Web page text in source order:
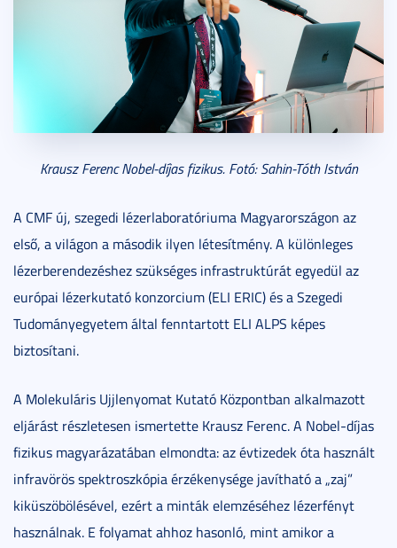
Krausz Ferenc Nobel-díjas fizikus. Fotó: Sahin-Tóth István
A CMF új, szegedi lézerlaboratóriuma Magyarországon az
első, a világon a második ilyen létesítmény. A különleges
lézerberendezéshez szükséges infrastruktúrát egyedül az
európai lézerkutató konzorcium (ELI ERIC) és a Szegedi
Tudományegyetem által fenntartott ELI ALPS képes
biztosítani.
A Molekuláris Ujjlenyomat Kutató Központban alkalmazott
eljárást részletesen ismertette Krausz Ferenc. A Nobel-díjas
fizikus magyarázatában elmondta: az évtizedek óta használt
infravörös spektroszkópia érzékenysége javítható a „zaj”
kiküszöbölésével, ezért a minták elemzéséhez lézerfényt
használnak. E folyamat ahhoz hasonló, mint amikor a